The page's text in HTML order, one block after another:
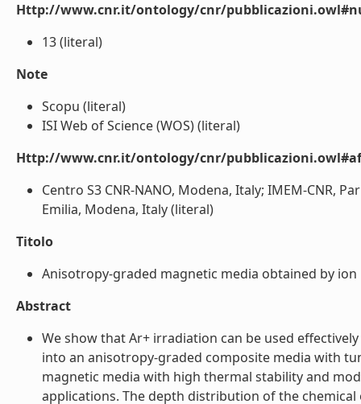
Http://www.cnr.it/ontology/cnr/
13 (literal)
Note
Scopu (literal)
ISI Web of Science (WOS) (literal)
Http://www.cnr.it/ontology/cnr/
Centro S3 CNR-NANO, Modena, Italy; IMEM-CNR,
Emilia, Modena, Italy (literal)
Titolo
Anisotropy-graded magnetic media obtained by
Abstract
We show that Ar+ irradiation can be used
into an anisotropy-graded composite media with
magnetic media with high thermal stability and
applications. The depth distribution of the